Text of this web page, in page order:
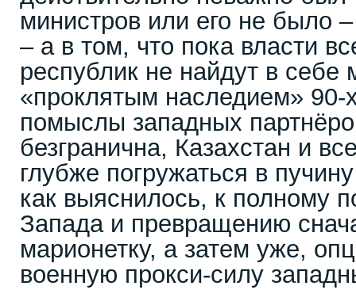
министров или его не было
– а в том, что пока власти
республик не найдут в себе
«проклятым наследием» 90-
помыслы западных
безгранична, Казахстан и
глубже погружаться в
как выяснилось, к полному
Запада и превращению
марионетку, а затем уже,
военную прокси-силу